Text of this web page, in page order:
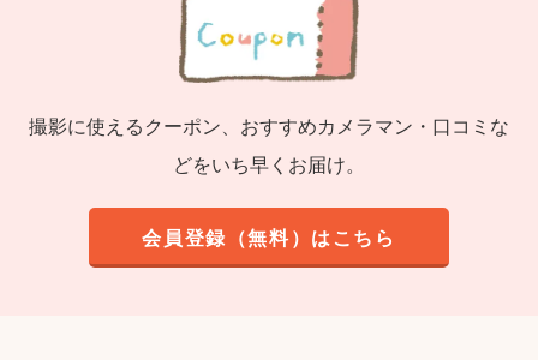
撮影に使えるクーポン、おすすめカメラマン・口コミな
どをいち早くお届け。
会員登録（無料）はこちら